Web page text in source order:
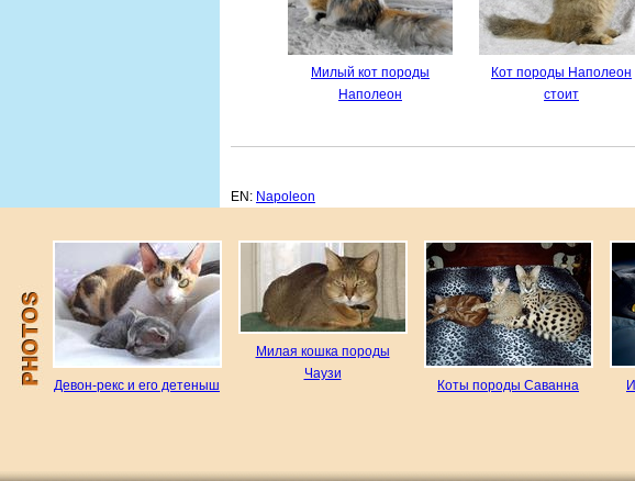
Милый кот породы
Наполеон
Кот породы Наполеон
стоит
EN: Napoleon
Девон-рекс и его детеныш
Милая кошка породы
Чаузи
Коты породы Саванна